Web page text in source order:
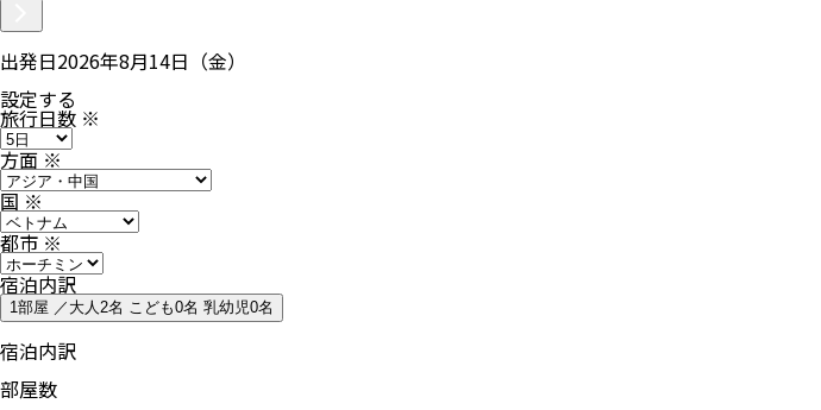
出発日2026年8月14日（金）
設定する
旅行日数 ※
方面※
国※
都市※
宿泊内訳
1部屋 ／大人2名 こども0名 乳幼児0名
宿泊内訳
部屋数